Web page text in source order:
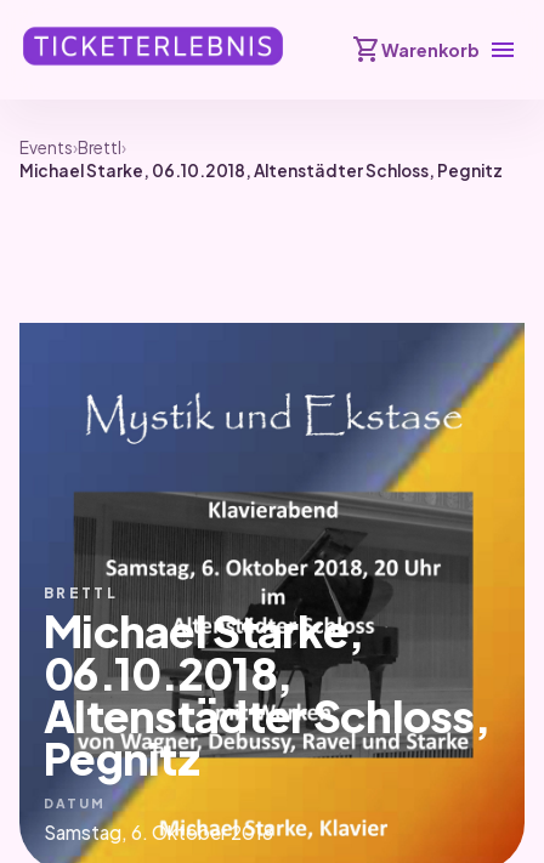
shopping_cartWarenkorb menu
Events›Brettl›
Michael Starke, 06.10.2018, Altenstädter Schloss, Pegnitz
BRETTL
Michael Starke,
06.10.2018,
Altenstädter Schloss,
Pegnitz
DATUM
Samstag, 6. Oktober 2018